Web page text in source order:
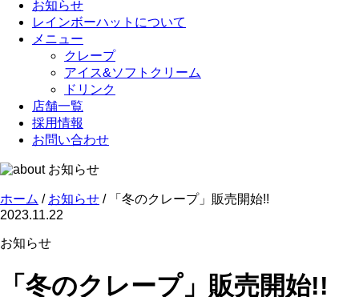
お知らせ
レインボーハットについて
メニュー
クレープ
アイス&ソフトクリーム
ドリンク
店舗一覧
採用情報
お問い合わせ
お知らせ
ホーム / お知らせ /「冬のクレープ」販売開始!!
2023.11.22
お知らせ
「冬のクレープ」販売開始!!